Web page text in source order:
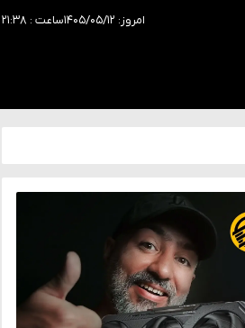
امروز: ۱۴۰۵/۰۵/۱۲ ساعت : ۲۱:۳۸